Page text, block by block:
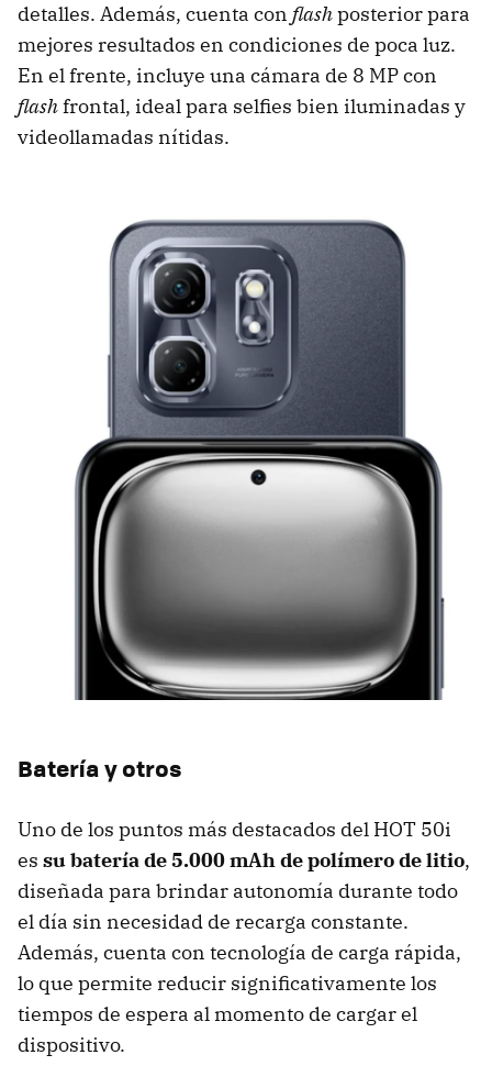
detalles. Además, cuenta con flashposterior para
mejores resultados en condiciones de poca luz.
En el frente, incluye una cámara de 8 MP con
flashfrontal, ideal para selfies bien iluminadas y
videollamadas nítidas.
Batería y otros
Uno de los puntos más destacados del HOT 50i
es su batería de 5.000 mAh de polímero de litio,
diseñada para brindar autonomía durante todo
el día sin necesidad de recarga constante.
Además, cuenta con tecnología de carga rápida,
lo que permite reducir significativamente los
tiempos de espera al momento de cargar el
dispositivo.